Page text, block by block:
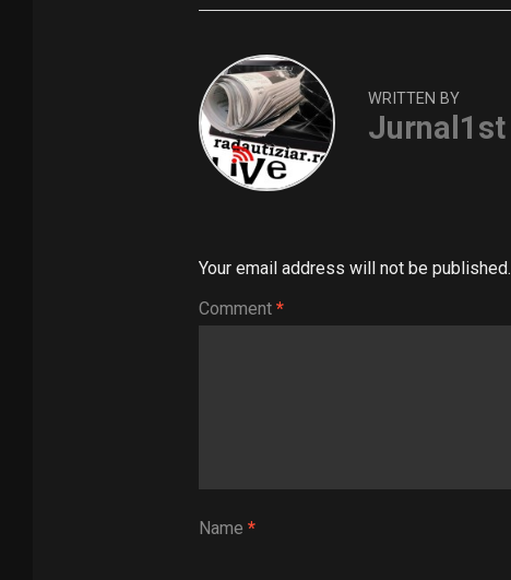
WRITTEN BY
Jurnal1st
Your email address will not be published.
Comment *
Name *